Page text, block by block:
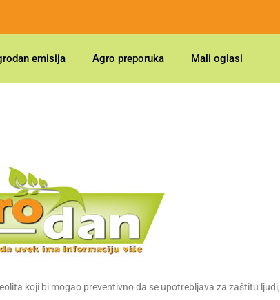
emisija Agro preporuka Mali oglasi
koji bi mogao preventivno da se upotrebljava za zaštitu ljudi,